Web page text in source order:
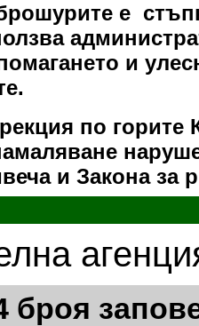
е
и
по
и Закона за
броя